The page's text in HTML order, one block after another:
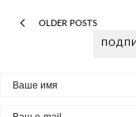
OLDER POSTS